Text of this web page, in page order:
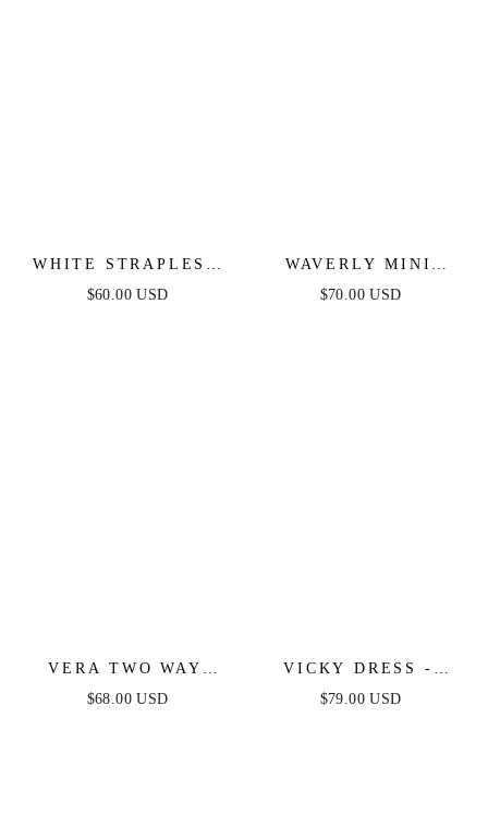
WHITE STRAPLESS
FLORAL LACE MINI
$60.00 USD
WAVERLY MINI
DRESS - PINK
$70.00 USD
VERA TWO WAY
MINI DRESS - WHITE
$68.00 USD
VICKY DRESS -
WHITE
$79.00 USD